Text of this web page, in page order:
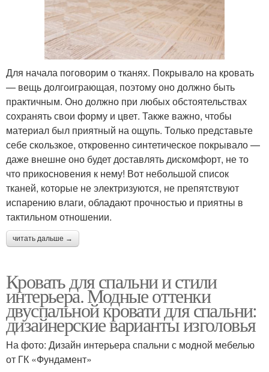
Для начала поговорим о тканях. Покрывало на кровать
— вещь долгоиграющая, поэтому оно должно быть
практичным. Оно должно при любых обстоятельствах
сохранять свои форму и цвет. Также важно, чтобы
материал был приятный на ощупь. Только представьте
себе скользкое, откровенно синтетическое покрывало —
даже внешне оно будет доставлять дискомфорт, не то
что прикосновения к нему! Вот небольшой список
тканей, которые не электризуются, не препятствуют
испарению влаги, обладают прочностью и приятны в
тактильном отношении.
читать дальше →
Кровать для спальни и стили
интерьера. Модные оттенки
двуспальной кровати для спальни:
дизайнерские варианты изголовья
На фото: Дизайн интерьера спальни с модной мебелью
от ГК «Фундамент»